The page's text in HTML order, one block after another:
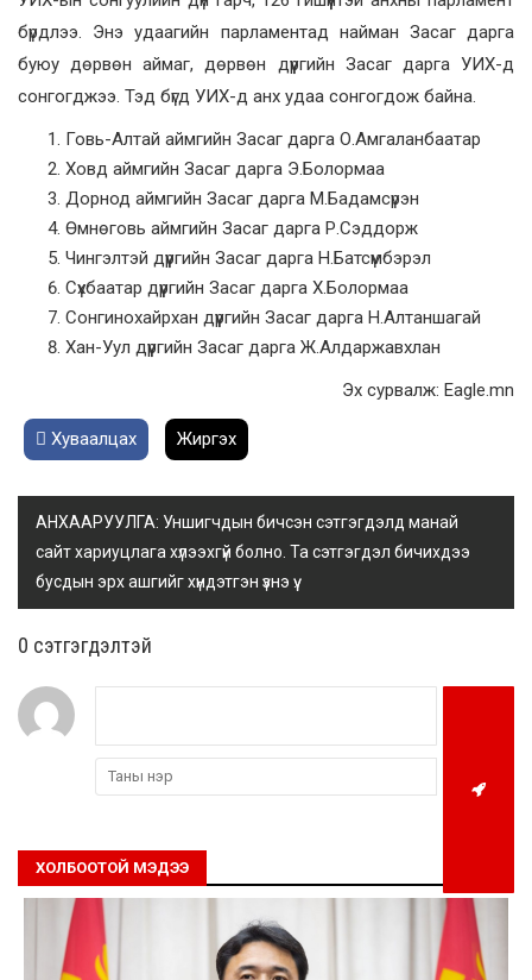
бүрдлээ. Энэ удаагийн парламентад найман Засаг дарга
буюу дөрвөн аймаг, дөрвөн дүүргийн Засаг дарга УИХ-д
сонгогджээ. Тэд бүгд УИХ-д анх удаа сонгогдож байна.
Говь-Алтай аймгийн Засаг дарга О.Амгаланбаатар
Ховд аймгийн Засаг дарга Э.Болормаа
Дорнод аймгийн Засаг дарга М.Бадамсүрэн
Өмнөговь аймгийн Засаг дарга Р.Сэддорж
Чингэлтэй дүүргийн Засаг дарга Н.Батсүмбэрэл
Сүхбаатар дүүргийн Засаг дарга Х.Болормаа
Сонгинохайрхан дүүргийн Засаг дарга Н.Алтаншагай
Хан-Уул дүүргийн Засаг дарга Ж.Алдаржавхлан
Эх сурвалж: Eagle.mn
Хуваалцах Жиргэх
АНХААРУУЛГА: Уншигчдын бичсэн сэтгэгдэлд манай
сайт хариуцлага хүлээхгүй болно. Та сэтгэгдэл бичихдээ
бусдын эрх ашгийг хүндэтгэн үзнэ үү.
0 cэтгэгдэлтэй
ХОЛБООТОЙ МЭДЭЭ